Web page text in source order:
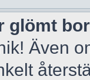
glömt
Även